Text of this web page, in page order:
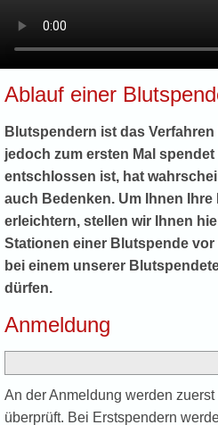
Ablauf einer
Blutspendern ist das
jedoch zum ersten Mal
entschlossen ist, hat
auch Bedenken. Um Ihnen
erleichtern, stellen wir Ihnen
Stationen einer Blutspende
bei einem unserer
dürfen.
Anmeldung
An der Anmeldung werden
überprüft. Bei Erstspendern